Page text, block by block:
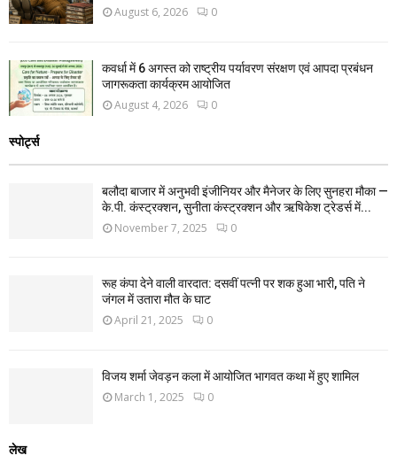
August 6, 2026 0
कवर्धा में 6 अगस्त को राष्ट्रीय पर्यावरण संरक्षण एवं आपदा प्रबंधन
जागरूकता कार्यक्रम आयोजित
August 4, 2026 0
स्पोर्ट्स
बलौदा बाजार में अनुभवी इंजीनियर और मैनेजर के लिए सुनहरा मौका —
के.पी. कंस्ट्रक्शन, सुनीता कंस्ट्रक्शन और ऋषिकेश ट्रेडर्स में...
November 7, 2025 0
रूह कंपा देने वाली वारदात: दसवीं पत्नी पर शक हुआ भारी, पति ने
जंगल में उतारा मौत के घाट
April 21, 2025 0
विजय शर्मा जेवड़न कला में आयोजित भागवत कथा में हुए शामिल
March 1, 2025 0
लेख